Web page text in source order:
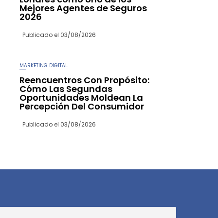
Mejores Agentes de Seguros
2026
Publicado el 03/08/2026
MARKETING DIGITAL
Reencuentros Con Propósito:
Cómo Las Segundas
Oportunidades Moldean La
Percepción Del Consumidor
Publicado el 03/08/2026